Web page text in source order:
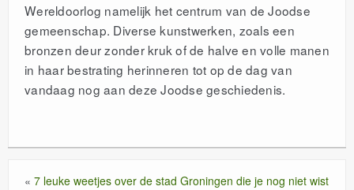
Wereldoorlog namelijk het centrum van de Joodse
gemeenschap. Diverse kunstwerken, zoals een
bronzen deur zonder kruk of de halve en volle manen
in haar bestrating herinneren tot op de dag van
vandaag nog aan deze Joodse geschiedenis.
« 7 leuke weetjes over de stad Groningen die je nog niet wist